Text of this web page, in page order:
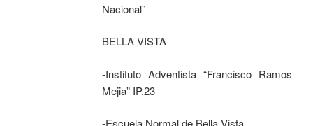
Nacional”
BELLA VISTA
-Instituto Adventista “Francisco Ramos
Mejia” IP.23
-Escuela Normal de Bella Vista